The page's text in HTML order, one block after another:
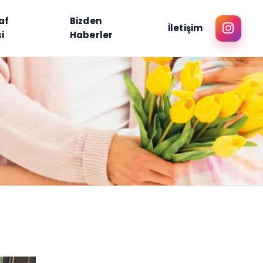
Bizden
Haberler
İletişim